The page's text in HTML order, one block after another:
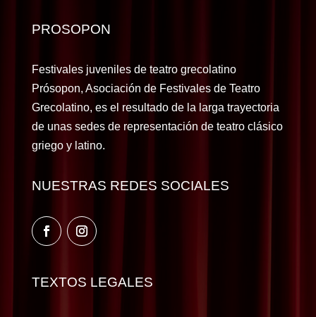
PROSOPON
Festivales juveniles de teatro grecolatino
Prósopon, Asociación de Festivales de Teatro
Grecolatino, es el resultado de la larga trayectoria
de unas sedes de representación de teatro clásico
griego y latino.
NUESTRAS REDES SOCIALES
TEXTOS LEGALES